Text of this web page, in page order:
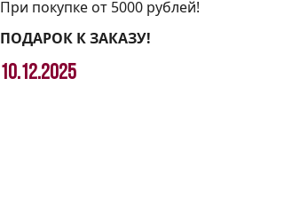
При покупке от 5000 рублей!
ПОДАРОК К ЗАКАЗУ!
10.12.2025